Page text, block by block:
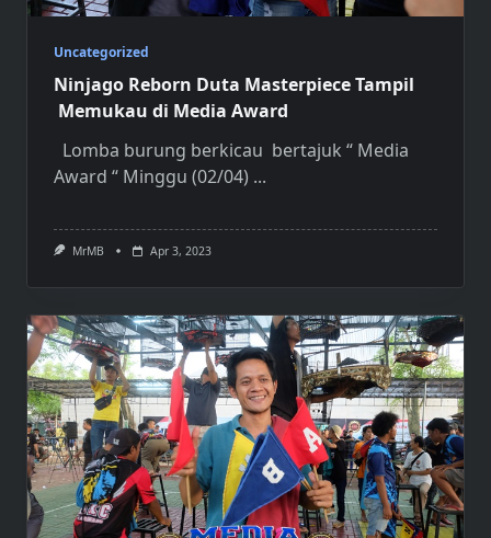
Uncategorized
Ninjago Reborn Duta Masterpiece Tampil
Memukau di Media Award
Lomba burung berkicau bertajuk “ Media
Award “ Minggu (02/04) ...
MrMB Apr 3, 2023